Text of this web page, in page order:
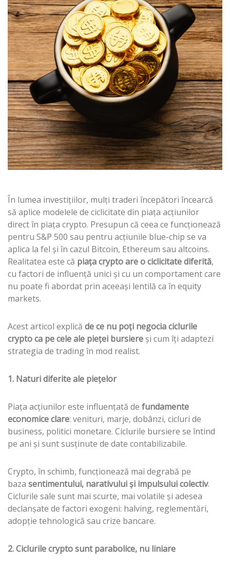
În lumea investițiilor, mulți traderi începători încearcă
să aplice modelele de ciclicitate din piața acțiunilor
direct în piața crypto. Presupun că ceea ce funcționează
pentru S&P 500 sau pentru acțiunile blue-chip se va
aplica la fel și în cazul Bitcoin, Ethereum sau altcoins.
Realitatea este că piața crypto are o ciclicitate diferită,
cu factori de influență unici și cu un comportament care
nu poate fi abordat prin aceeași lentilă ca în equity
markets.
Acest articol explică de ce nu poți negocia ciclurile
crypto ca pe cele ale pieței bursiere și cum îți adaptezi
strategia de trading în mod realist.
1. Naturi diferite ale piețelor
Piața acțiunilor este influențată de fundamente
economice clare: venituri, marje, dobânzi, cicluri de
business, politici monetare. Ciclurile bursiere se întind
pe ani și sunt susținute de date contabilizabile.
Crypto, în schimb, funcționează mai degrabă pe
baza sentimentului, narativului și impulsului colectiv.
Ciclurile sale sunt mai scurte, mai volatile și adesea
declanșate de factori exogeni: halving, reglementări,
adopție tehnologică sau crize bancare.
2. Ciclurile crypto sunt parabolice, nu liniare